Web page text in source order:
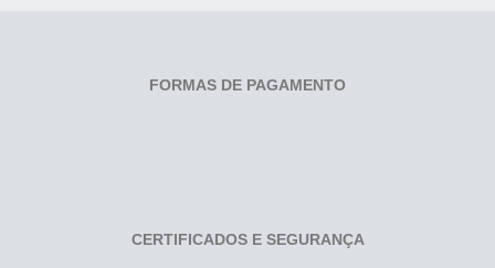
FORMAS DE PAGAMENTO
CERTIFICADOS E SEGURANÇA